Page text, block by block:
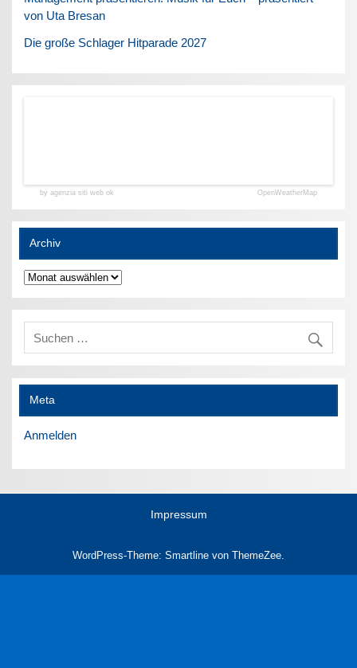
von Uta Bresan
Die große Schlager Hitparade 2027
by agenzia siti web ok OpenWeatherMap
Archiv
Archiv
Meta
Anmelden
Impressum
WordPress-Theme: Smartline von ThemeZee.